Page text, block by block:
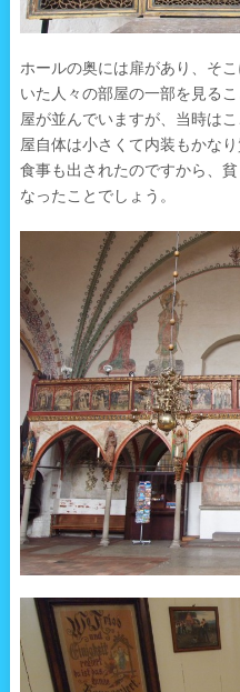
ホールの奥には扉があり、そ
いた人々の部屋の一部を見る
屋が並んでいますが、当時は
屋自体は小さくて内装もかな
食事も出されたのですから、
なったことでしょう。